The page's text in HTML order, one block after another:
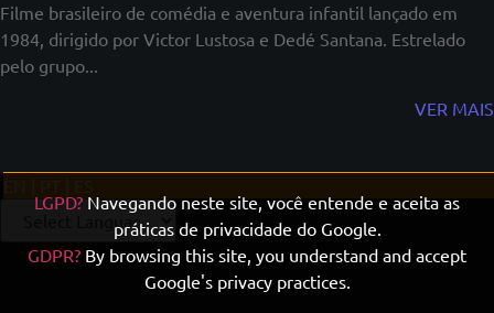
Filme brasileiro de comédia e aventura infantil lançado em
1984, dirigido por Victor Lustosa e Dedé Santana. Estrelado
pelo grupo...
VER MAIS
EN | PT | ES
LGPD? Navegando neste site, você entende e aceita as
práticas de privacidade do Google.
GDPR? By browsing this site, you understand and accept
Google's privacy practices.